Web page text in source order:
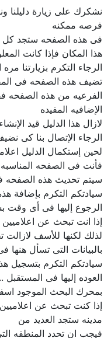
نشكرك على زيارة دليلنا
فرصه ممكنه
فى هذه الصفحه ستجد
هذا المكان فإذا كانت
الرجاء التكرم بزيارتنا
تضيف هذه الصفحه فى
الفرعيه من هذه الصفحه
الإضافيه المفيده
لازال هذا الدليل قيد
الرجاء الإتصال بنا كى
لحين إستكمال الدليل
فأنت فى الصفحه المناسبه
سيتم تحديث هذه الصفحه
سيادتكم التكرم بإضافة
الرجوع إليها فى أى وقت
إذا انت تبحث عن
لذلك لكنها للأسف لازالت
بالبيانات التى تسأل هنها
سيادتكم التكرم بتسجيل
العوده إليها فى المستقبل
بمحرك البحث الموجود
إذا كنت تبحث عن
مدينه ستجد العديد من
فيجب ان تحدد المنطقه